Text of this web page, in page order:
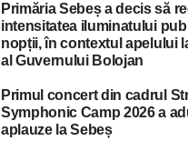
Primăria Sebeș a decis să
intensitatea iluminatului
nopții, în contextul apelului
al Guvernului Bolojan
Primul concert din cadrul
Symphonic Camp 2026 a
aplauze la Sebeș